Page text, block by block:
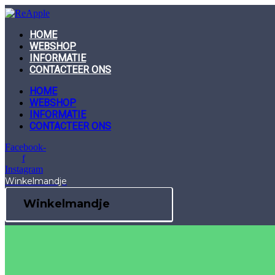
Skip
to
contentHOME
WEBSHOP
INFORMATIE
CONTACTEER ONS
HOME
WEBSHOP
INFORMATIE
CONTACTEER ONS
Facebook-
f
Instagram
Winkelmandje
Winkelmandje